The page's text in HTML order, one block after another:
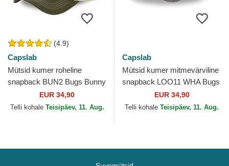
(4.9)
Capslab
Mütsid kumer roheline
snapback BUN2 Bugs Bunny
Looney Tunes Capslab
EUR 34,90
Telli kohale Teisipäev, 11. Aug.
Capslab
Mütsid kumer mitmevärviline
snapback LOO11 WHA Bugs
Bunny Looney Tunes
Capslab
EUR 34,90
Telli kohale Teisipäev, 11. Aug.